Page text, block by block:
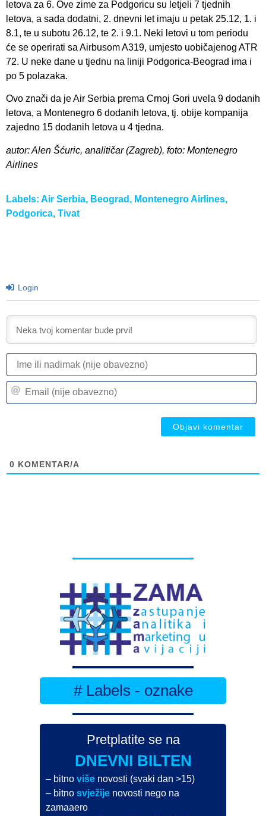
letova za 6. Ove zime za Podgoricu su letjeli 7 tjednih
letova, a sada dodatni, 2. dnevni let imaju u petak 25.12, 1. i
8.1, te u subotu 26.12, te 2. i 9.1. Neki letovi u tom periodu
će se operirati sa Airbusom A319, umjesto uobičajenog ATR
72. U neke dane u tjednu na liniji Podgorica-Beograd ima i
po 5 polazaka.
Ovo znači da je Air Serbia prema Crnoj Gori uvela 9 dodanih
letova, a Montenegro 6 dodanih letova, tj. obije kompanija
zajedno 15 dodanih letova u 4 tjedna.
autor: Alen Šćuric, analitičar (Zagreb), foto: Montenegro
Airlines
Labels: Air Serbia, Beograd , Montenegro Airlines,
Podgorica, Tivat
Login
0 KOMENTAR/A
# Labels - oznake
Pretplatite se na
DNEVNI BILTEN
– bitnoviše novosti (svaki dan >15)
– bitnosvježije novosti nego na
zamaaero